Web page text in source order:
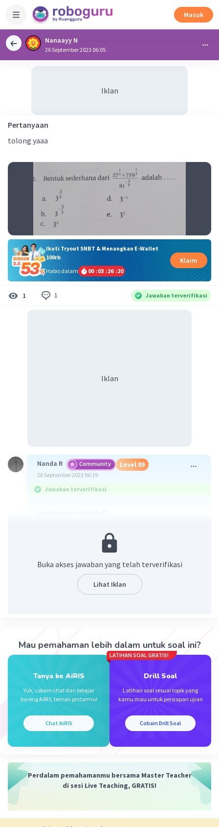
Masuk
Nanaayy N
26 September 2023 06:05
Iklan
Pertanyaan
tolong yaaa
Ikuti Tryout SNBT & Menangkan E-Wallet
100rb
Habis dalam
00 :03 :26 :19
Klaim
1 1 Jawaban terverifikasi
Iklan
Nanda R Community Level 89
26 September 2023 06:19
Jawaban terverifikasi
Buka akses jawaban yang telah terverifikasi
Lihat Iklan
Mau pemahaman lebih dalam untuk soal ini?
Tanya ke AiRIS
Yuk, cobain chat dan belajar
bareng AiRIS, teman pintarmu!
Chat AiRIS
LATIHAN SOAL GRATIS!
Drill Soal
Latihan soal sesuai topik yang
kamu mau untuk persiapan ujian
Cobain Drill Soal
Perdalam pemahamanmu bersama Master Teacher
di sesi Live Teaching, GRATIS!